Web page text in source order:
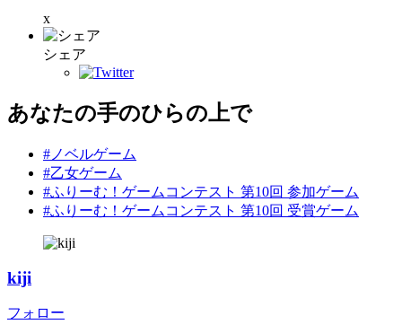
x
シェア
あなたの手のひらの上で
#ノベルゲーム
#乙女ゲーム
#ふりーむ！ゲームコンテスト 第10回 参加ゲーム
#ふりーむ！ゲームコンテスト 第10回 受賞ゲーム
kiji
フォロー